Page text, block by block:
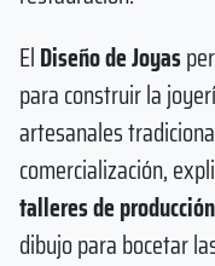
ElDiseño de Joyas
para construir la
artesanales
comercialización,
talleres de producción
dibujo para bocetar